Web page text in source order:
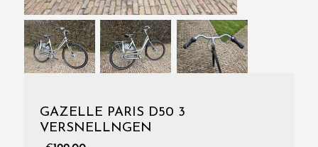
GAZELLE PARIS D50 3
VERSNELLNGEN